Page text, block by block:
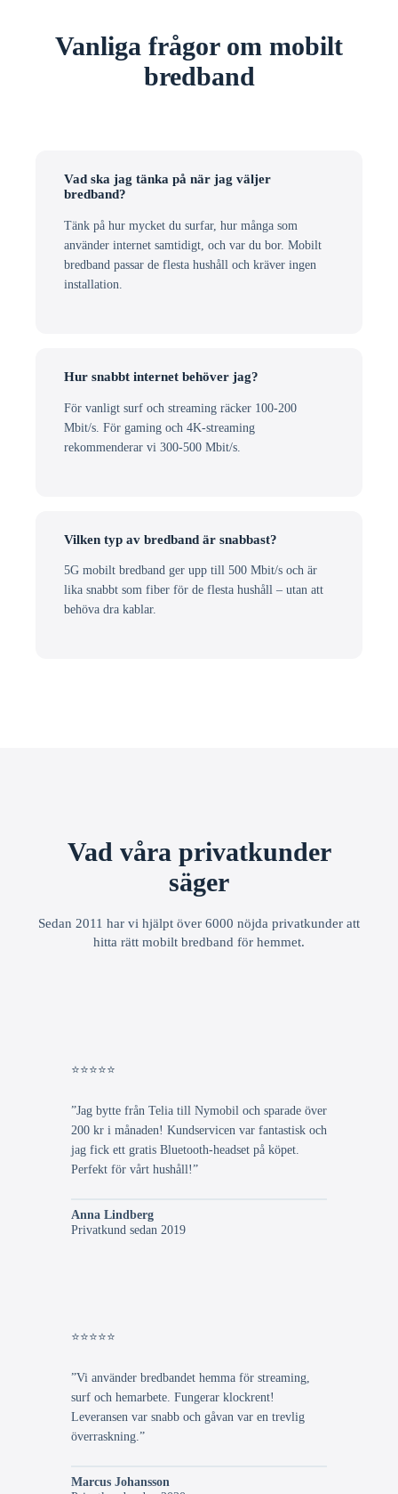
Vanliga frågor om mobilt
bredband
Vad ska jag tänka på när jag väljer
bredband?
Tänk på hur mycket du surfar, hur många som
använder internet samtidigt, och var du bor. Mobilt
bredband passar de flesta hushåll och kräver ingen
installation.
Hur snabbt internet behöver jag?
För vanligt surf och streaming räcker 100-200
Mbit/s. För gaming och 4K-streaming
rekommenderar vi 300-500 Mbit/s.
Vilken typ av bredband är snabbast?
5G mobilt bredband ger upp till 500 Mbit/s och är
lika snabbt som fiber för de flesta hushåll – utan att
behöva dra kablar.
Vad våra privatkunder
säger
Sedan 2011 har vi hjälpt över 6000 nöjda privatkunder att
hitta rätt mobilt bredband för hemmet.
⭐⭐⭐⭐⭐
”Jag bytte från Telia till Nymobil och sparade över
200 kr i månaden! Kundservicen var fantastisk och
jag fick ett gratis Bluetooth-headset på köpet.
Perfekt för vårt hushåll!”
Anna Lindberg
Privatkund sedan 2019
⭐⭐⭐⭐⭐
”Vi använder bredbandet hemma för streaming,
surf och hemarbete. Fungerar klockrent!
Leveransen var snabb och gåvan var en trevlig
överraskning.”
Marcus Johansson